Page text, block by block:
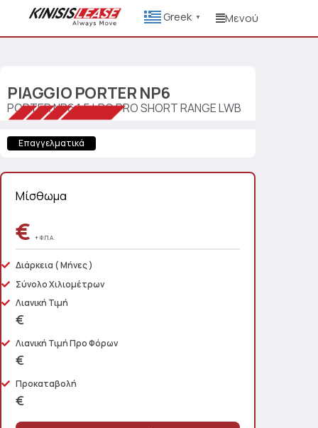
Greek ▼ Μενού
PIAGGIO PORTER NP6
PORTER NP6 1.5 LPG PRO SHORT RANGE LWB
Επαγγελματικά
Μίσθωμα
€ + Φ.Π.Α.
Διάρκεια ( Μήνες )
Σύνολο Χιλιομέτρων
Λιανική Τιμή
€
Λιανική Τιμή Προ Φόρων
€
Προκαταβολή
€